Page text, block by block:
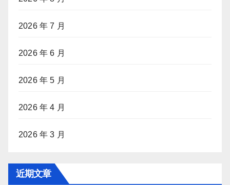
2026 年 7 月
2026 年 6 月
2026 年 5 月
2026 年 4 月
2026 年 3 月
近期文章